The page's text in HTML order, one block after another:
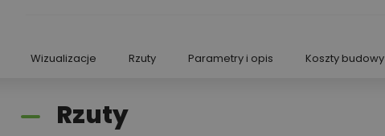
Wizualizacje Rzuty Parametry i opis Koszty budowy
Rzuty